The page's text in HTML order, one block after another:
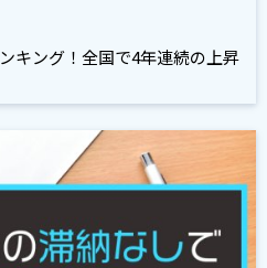
キング！全国で4年連続の上昇